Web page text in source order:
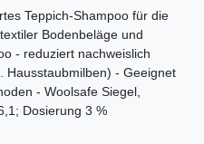
Teppich-Shampoo für die
Bodenbeläge und
- reduziert nachweislich
Hausstaubmilben) - Geeignet
- Woolsafe Siegel,
Dosierung 3 %